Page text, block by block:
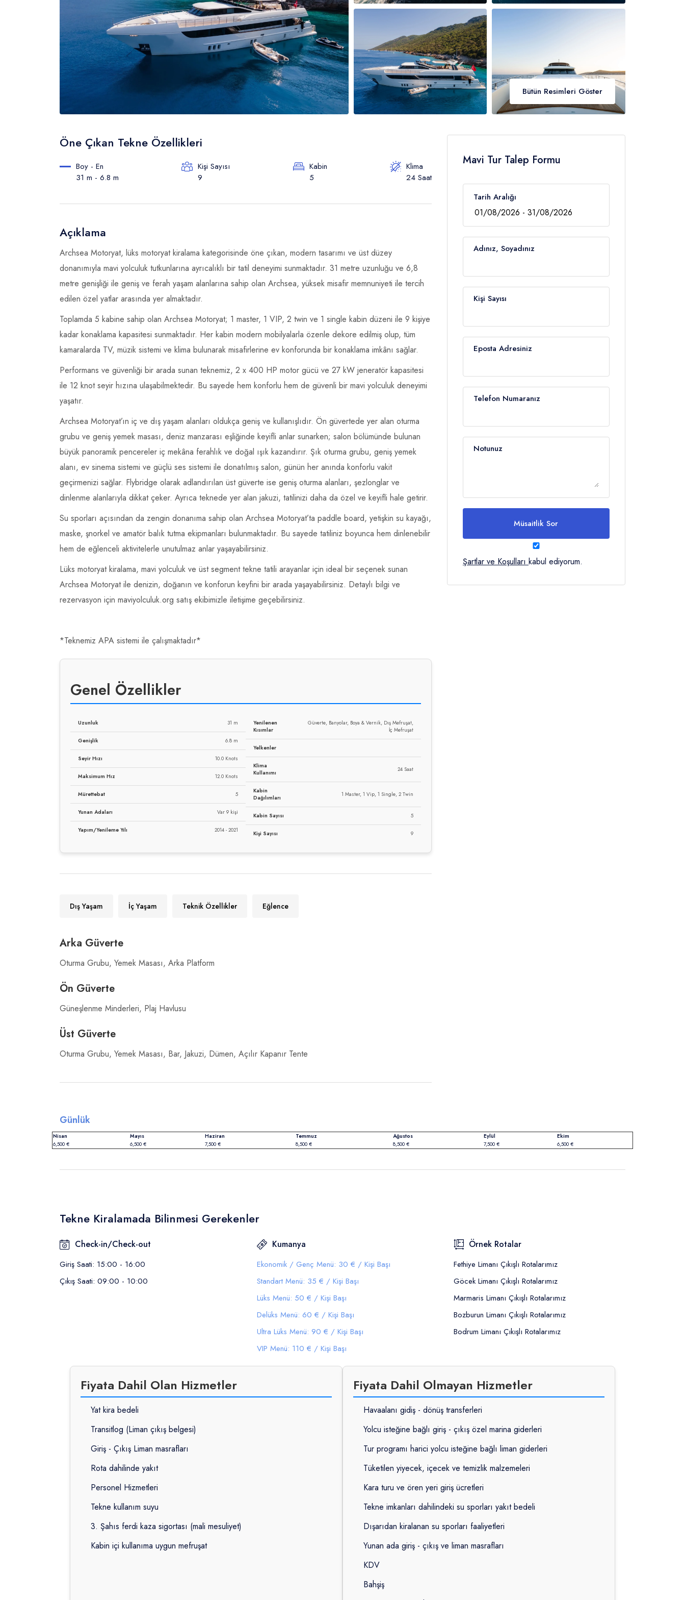
Bütün Resimleri Göster
Öne Çıkan Tekne Özellikleri
Boy - En
31 m - 6.8 m
Kişi Sayısı
9
Kabin
5
Klima
24 Saat
Açıklama
Archsea Motoryat, lüks motoryat kiralama kategorisinde öne çıkan, modern tasarımı ve üst düzey
donanımıyla mavi yolculuk tutkunlarına ayrıcalıklı bir tatil deneyimi sunmaktadır. 31 metre uzunluğu ve 6,8
metre genişliği ile geniş ve ferah yaşam alanlarına sahip olan Archsea, yüksek misafir memnuniyeti ile tercih
edilen özel yatlar arasında yer almaktadır.
Toplamda 5 kabine sahip olan Archsea Motoryat; 1 master, 1 VIP, 2 twin ve 1 single kabin düzeni ile 9 kişiye
kadar konaklama kapasitesi sunmaktadır. Her kabin modern mobilyalarla özenle dekore edilmiş olup, tüm
kamaralarda TV, müzik sistemi ve klima bulunarak misafirlerine ev konforunda bir konaklama imkânı sağlar.
Performans ve güvenliği bir arada sunan teknemiz, 2 x 400 HP motor gücü ve 27 kW jeneratör kapasitesi
ile 12 knot seyir hızına ulaşabilmektedir. Bu sayede hem konforlu hem de güvenli bir mavi yolculuk deneyimi
yaşatır.
Archsea Motoryat’ın iç ve dış yaşam alanları oldukça geniş ve kullanışlıdır. Ön güvertede yer alan oturma
grubu ve geniş yemek masası, deniz manzarası eşliğinde keyifli anlar sunarken; salon bölümünde bulunan
büyük panoramik pencereler iç mekâna ferahlık ve doğal ışık kazandırır. Şık oturma grubu, geniş yemek
alanı, ev sinema sistemi ve güçlü ses sistemi ile donatılmış salon, günün her anında konforlu vakit
geçirmenizi sağlar. Flybridge olarak adlandırılan üst güverte ise geniş oturma alanları, şezlonglar ve
dinlenme alanlarıyla dikkat çeker. Ayrıca teknede yer alan jakuzi, tatilinizi daha da özel ve keyifli hale getirir.
Su sporları açısından da zengin donanıma sahip olan Archsea Motoryat’ta paddle board, yetişkin su kayağı,
maske, şnorkel ve amatör balık tutma ekipmanları bulunmaktadır. Bu sayede tatiliniz boyunca hem dinlenebilir
hem de eğlenceli aktivitelerle unutulmaz anlar yaşayabilirsiniz.
Lüks motoryat kiralama, mavi yolculuk ve üst segment tekne tatili arayanlar için ideal bir seçenek sunan
Archsea Motoryat ile denizin, doğanın ve konforun keyfini bir arada yaşayabilirsiniz. Detaylı bilgi ve
rezervasyon için maviyolculuk.org satış ekibimizle iletişime geçebilirsiniz.
*Teknemiz APA sistemi ile çalışmaktadır*
Genel Özellikler
Uzunluk 31 m
Genişlik 6.8 m
Seyir Hızı 10.0 Knots
Maksimum Hız 12.0 Knots
Mürettebat 5
Yunan Adaları Var 9 kişi
Yapım/Yenileme Yılı 2014 - 2021
Yenilenen
Kısımlar
Güverte, Banyolar, Boya & Vernik, Dış Mefruşat,
İç Mefruşat
Yelkenler
Klima
Kullanımı
24 Saat
Kabin
Dağılımları
1 Master, 1 Vip, 1 Single, 2 Twin
Kabin Sayısı 5
Kişi Sayısı 9
Dış Yaşam İç Yaşam Teknik Özellikler Eğlence
Arka Güverte
Oturma Grubu, Yemek Masası, Arka Platform
Ön Güverte
Güneşlenme Minderleri, Plaj Havlusu
Üst Güverte
Oturma Grubu, Yemek Masası, Bar, Jakuzi, Dümen, Açılır Kapanır Tente
Mavi Tur Talep Formu
Tarih Aralığı
Adınız, Soyadınız
Kişi Sayısı
Eposta Adresiniz
Telefon Numaranız
Notunuz
Müsaitlik Sor
Şartlar ve Koşulları kabul ediyorum.
Günlük
Nisan Mayıs Haziran Temmuz Ağustos Eylül
Ekim
6,500 €
6,500 € 7,500 € 8,500 € 8,500 € 7,500 € 6,500 €
Tekne Kiralamada Bilinmesi Gerekenler
Check-in/Check-out
Giriş Saati: 15:00 - 16:00
Çıkış Saati: 09:00 - 10:00
Kumanya
Ekonomik / Genç Menü: 30 € / Kişi Başı
Standart Menü: 35 € / Kişi Başı
Lüks Menü: 50 € / Kişi Başı
Delüks Menü: 60 € / Kişi Başı
Ultra Lüks Menü: 90 € / Kişi Başı
VIP Menü: 110 € / Kişi Başı
Örnek Rotalar
Fethiye Limanı Çıkışlı Rotalarımız
Göcek Limanı Çıkışlı Rotalarımız
Marmaris Limanı Çıkışlı Rotalarımız
Bozburun Limanı Çıkışlı Rotalarımız
Bodrum Limanı Çıkışlı Rotalarımız
Fiyata Dahil Olan Hizmetler
Yat kira bedeli
Transitlog (Liman çıkış belgesi)
Giriş - Çıkış Liman masrafları
Rota dahilinde yakıt
Personel Hizmetleri
Tekne kullanım suyu
3. Şahıs ferdi kaza sigortası (mali mesuliyet)
Kabin içi kullanıma uygun mefruşat
Fiyata Dahil Olmayan Hizmetler
Havaalanı gidiş - dönüş transferleri
Yolcu isteğine bağlı giriş - çıkış özel marina giderleri
Tur programı harici yolcu isteğine bağlı liman giderleri
Tüketilen yiyecek, içecek ve temizlik malzemeleri
Kara turu ve ören yeri giriş ücretleri
Tekne imkanları dahilindeki su sporları yakıt bedeli
Dışarıdan kiralanan su sporları faaliyetleri
Yunan ada giriş - çıkış ve liman masrafları
KDV
Bahşiş